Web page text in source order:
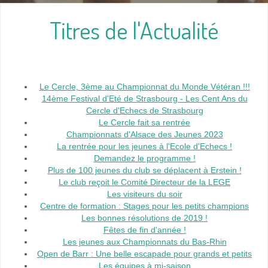
Titres de l'Actualité
Le Cercle, 3ème au Championnat du Monde Vétéran !!!
14ème Festival d'Eté de Strasbourg - Les Cent Ans du
Cercle d'Echecs de Strasbourg
Le Cercle fait sa rentrée
Championnats d'Alsace des Jeunes 2023
La rentrée pour les jeunes à l'Ecole d'Echecs !
Demandez le programme !
Plus de 100 jeunes du club se déplacent à Erstein !
Le club reçoit le Comité Directeur de la LEGE
Les visiteurs du soir
Centre de formation : Stages pour les petits champions
Les bonnes résolutions de 2019 !
Fêtes de fin d'année !
Les jeunes aux Championnats du Bas-Rhin
Open de Barr : Une belle escapade pour grands et petits
Les équipes à mi-saison